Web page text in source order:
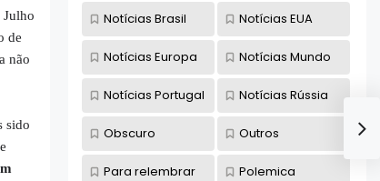
Julho
de
não
sido
Notícias Brasil Notícias EUA
Notícias Europa Notícias Mundo
Notícias Portugal Notícias Rússia
Obscuro Outros
Para relembrar Polemica